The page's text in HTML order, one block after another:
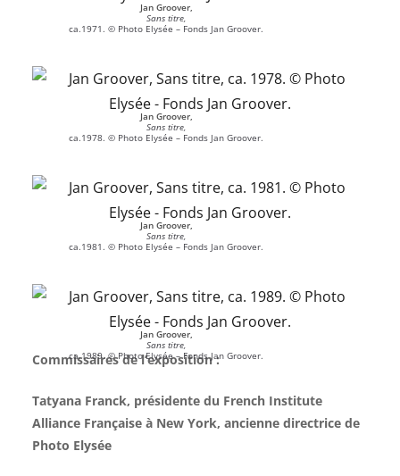
Jan Groover,
Sans titre,
ca.1971. © Photo Elysée – Fonds Jan Groover.
Jan Groover,
Sans titre,
ca.1978. © Photo Elysée – Fonds Jan Groover.
Jan Groover,
Sans titre,
ca.1981. © Photo Elysée – Fonds Jan Groover.
Jan Groover,
Sans titre,
ca.1989. © Photo Elysée – Fonds Jan Groover.
Commissaires de l’exposition :
Tatyana Franck, présidente du French Institute
Alliance Française à New York, ancienne directrice de
Photo Elysée